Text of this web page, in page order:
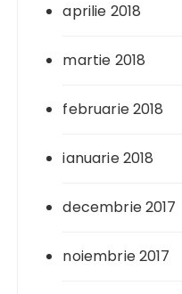
aprilie 2018
martie 2018
februarie 2018
ianuarie 2018
decembrie 2017
noiembrie 2017